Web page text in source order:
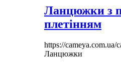
Ланцюжки з
плетінням
https://cameya.com.ua/
Ланцюжки